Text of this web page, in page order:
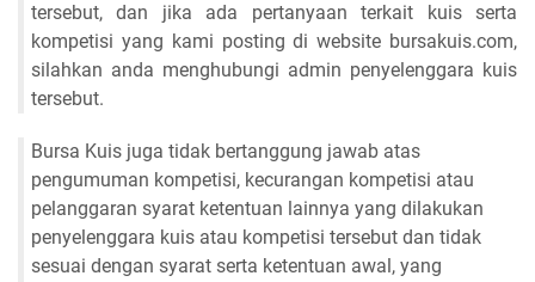
tersebut, dan jika ada pertanyaan terkait kuis serta
kompetisi yang kami posting di website bursakuis.com,
silahkan anda menghubungi admin penyelenggara kuis
tersebut.
Bursa Kuis juga tidak bertanggung jawab atas
pengumuman kompetisi, kecurangan kompetisi atau
pelanggaran syarat ketentuan lainnya yang dilakukan
penyelenggara kuis atau kompetisi tersebut dan tidak
sesuai dengan syarat serta ketentuan awal, yang